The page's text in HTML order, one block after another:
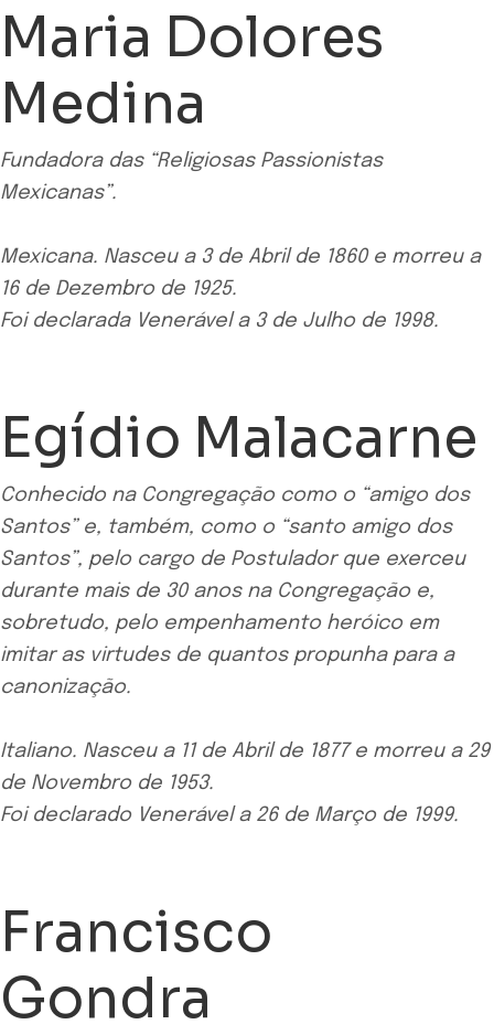
Maria Dolores
Medina
Fundadora das “Religiosas Passionistas
Mexicanas”.
Mexicana. Nasceu a 3 de Abril de 1860 e morreu a
16 de Dezembro de 1925.
Foi declarada Venerável a 3 de Julho de 1998.
Egídio Malacarne
Conhecido na Congregação como o “amigo dos
Santos” e, também, como o “santo amigo dos
Santos”, pelo cargo de Postulador que exerceu
durante mais de 30 anos na Congregação e,
sobretudo, pelo empenhamento heróico em
imitar as virtudes de quantos propunha para a
canonização.
Italiano. Nasceu a 11 de Abril de 1877 e morreu a 29
de Novembro de 1953.
Foi declarado Venerável a 26 de Março de 1999.
Francisco
Gondra